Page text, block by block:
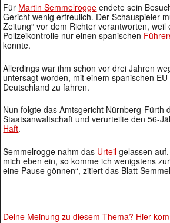
Für Martin Semmelrogge endete sein
Gericht wenig erfreulich. Der Schauspieler
Zeitung“ vor dem Richter verantworten,
Polizeikontrolle nur einen spanischen
konnte.
Allerdings war ihm schon vor drei Jahren
untersagt worden, mit einem spanischen
Deutschland zu fahren.
Nun folgte das Amtsgericht Nürnberg-Fürth
Staatsanwaltschaft und verurteilte den 56-
Haft.
Semmelrogge nahm das Urteil gelassen
mich eben ein, so komme ich wenigstens
eine Pause gönnen“, zitiert das Blatt
Deine Meinung zu diesem Thema? Hier